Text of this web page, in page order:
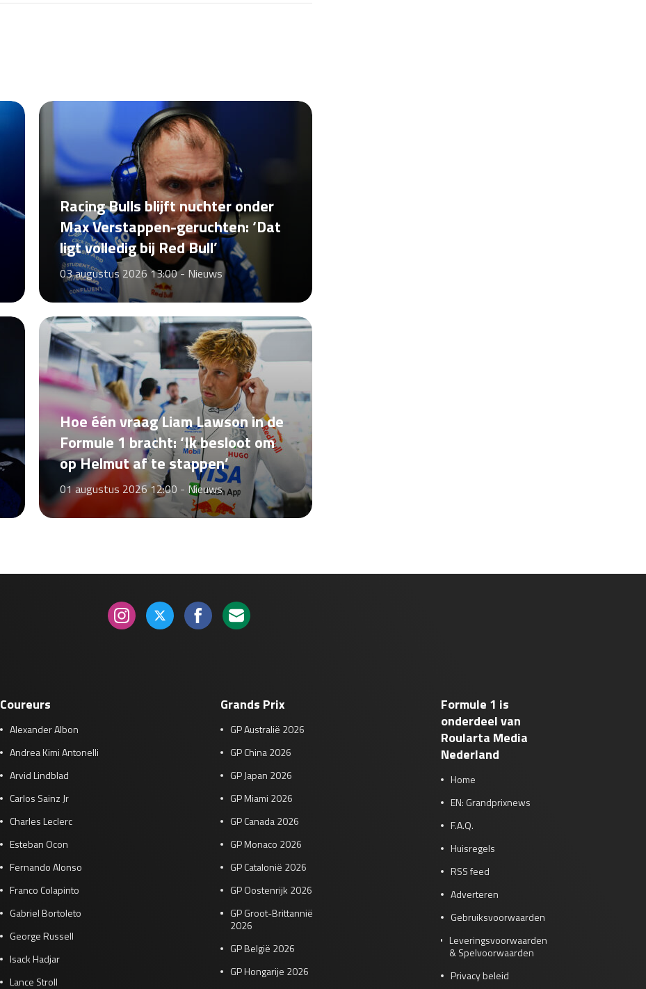
Racing Bulls blijft nuchter onder
Max Verstappen-geruchten: ‘Dat
ligt volledig bij Red Bull’
03 augustus 2026 13:00 - Nieuws
Hoe één vraag Liam Lawson in de
Formule 1 bracht: ‘Ik besloot om
op Helmut af te stappen’
01 augustus 2026 12:00 - Nieuws
Coureurs
Alexander Albon
Andrea Kimi Antonelli
Arvid Lindblad
Carlos Sainz Jr
Charles Leclerc
Esteban Ocon
Fernando Alonso
Franco Colapinto
Gabriel Bortoleto
George Russell
Isack Hadjar
Lance Stroll
Grands Prix
GP Australië 2026
GP China 2026
GP Japan 2026
GP Miami 2026
GP Canada 2026
GP Monaco 2026
GP Catalonië 2026
GP Oostenrijk 2026
GP Groot-Brittannië
2026
GP België 2026
GP Hongarije 2026
Formule 1 is
onderdeel van
Roularta Media
Nederland
Home
EN: Grandprixnews
F.A.Q.
Huisregels
RSS feed
Adverteren
Gebruiksvoorwaarden
Leveringsvoorwaarden
& Spelvoorwaarden
Privacy beleid